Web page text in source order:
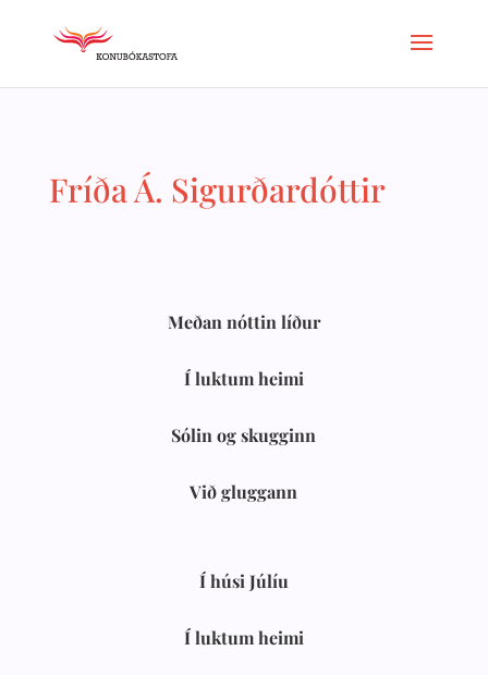
Fríða Á. Sigurðardóttir
Meðan nóttin líður
Í luktum heimi
Sólin og skugginn
Við gluggann
Í húsi Júlíu
Í luktum heimi